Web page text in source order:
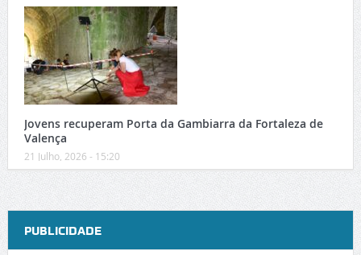
Jovens recuperam Porta da Gambiarra da Fortaleza de
Valença
21 Julho, 2026 - 15:20
PUBLICIDADE